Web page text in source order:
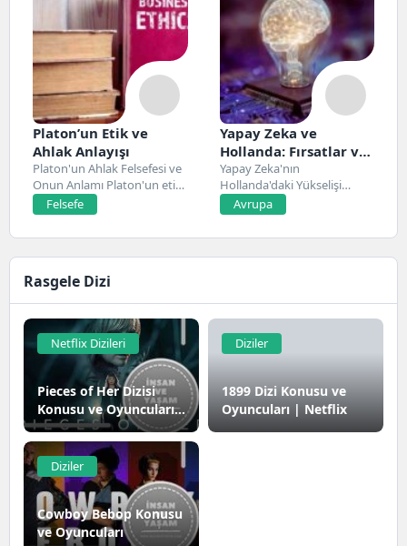
Platon’un Etik ve
Ahlak Anlayışı
Platon'un Ahlak Felsefesi ve
Onun Anlamı Platon'un etik
ve ahlak...
Felsefe
Yapay Zeka ve
Hollanda: Fırsatlar ve
Zorluklar
Yapay Zeka'nın
Hollanda'daki Yükselişi
Hollanda, son yıllarda yapay
zeka alanında...
Avrupa
Rasgele Dizi
Netflix Dizileri
Pieces of Her Dizisi
Konusu ve Oyuncuları |
Netflix
Diziler
1899 Dizi Konusu ve
Oyuncuları | Netflix
Diziler
Cowboy Bebop Konusu
ve Oyuncuları